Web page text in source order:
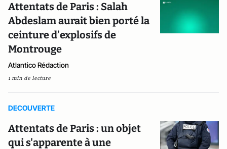
Attentats de Paris : Salah
Abdeslam aurait bien porté la
ceinture d’explosifs de
Montrouge
Atlantico Rédaction
1 min de lecture
DECOUVERTE
Attentats de Paris : un objet
qui s'apparente à une